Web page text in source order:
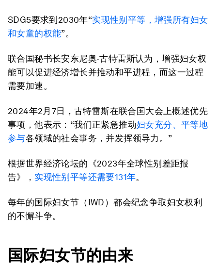
SDG5要求到2030年“实现性别平等，增强所有妇女
和女童的权能”。
联合国秘书长安东尼奥·古特雷斯认为，增强妇女权
能可以促进经济增长并推动和平进程，而这一过程
需要加速。
2024年2月7日，古特雷斯在联合国大会上概述优先
事项，他表示：“我们正紧急推动妇女充分、平等地
参与各领域的社会事务，并发挥领导力。”
根据世界经济论坛的《2023年全球性别差距报
告》， 实现性别平等还需要131年。
每年的国际妇女节（IWD）都会纪念争取妇女权利
的不懈斗争。
国际妇女节的由来